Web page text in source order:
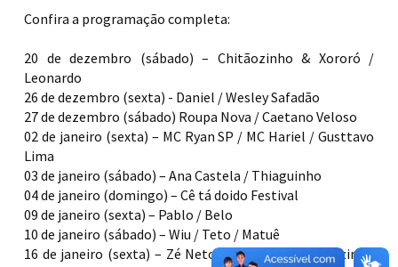
Confira a programação completa:
20 de dezembro (sábado) – Chitãozinho & Xororó /
Leonardo
26 de dezembro (sexta) - Daniel / Wesley Safadão
27 de dezembro (sábado) Roupa Nova / Caetano Veloso
02 de janeiro (sexta) – MC Ryan SP / MC Hariel / Gusttavo
Lima
03 de janeiro (sábado) – Ana Castela / Thiaguinho
04 de janeiro (domingo) – Cê tá doido Festival
09 de janeiro (sexta) – Pablo / Belo
10 de janeiro (sábado) – Wiu / Teto / Matuê
16 de janeiro (sexta) – Zé Neto e Cristiano / Natanzinho